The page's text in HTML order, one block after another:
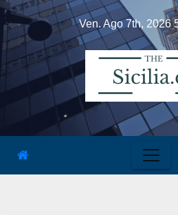
Skip
content
Ven. Ago 7th, 2026